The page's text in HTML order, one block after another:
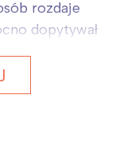
rozdaje
dopytywał